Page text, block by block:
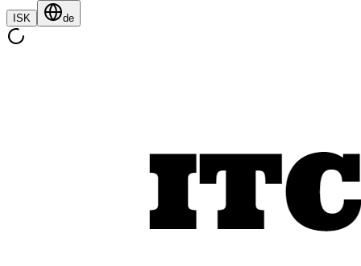
ISK de